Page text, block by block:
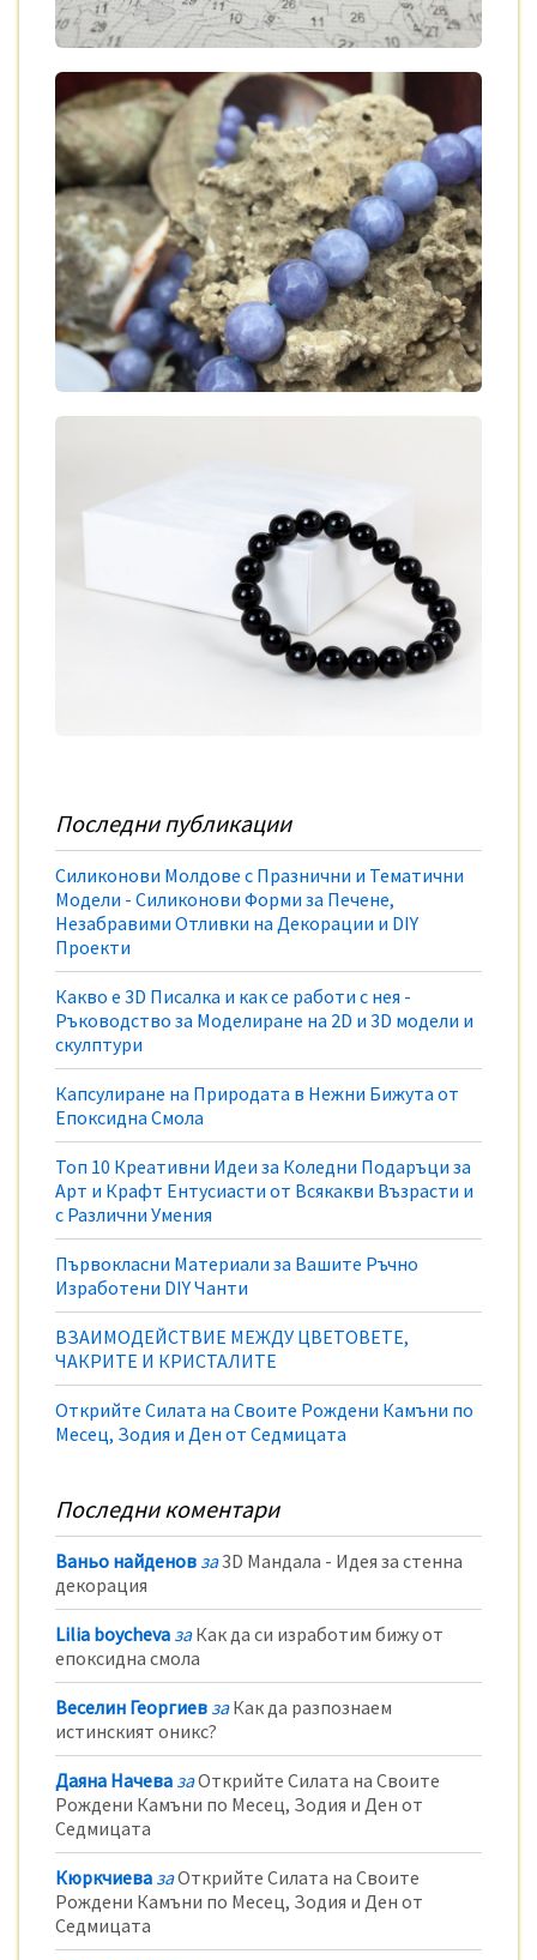
Последни публикации
Силиконови Молдове с Празнични и Тематични
Модели - Силиконови Форми за Печене,
Незабравими Отливки на Декорации и DIY
Проекти
Какво е 3D Писалка и как се работи с нея -
Ръководство за Моделиране на 2D и 3D модели и
скулптури
Капсулиране на Природата в Нежни Бижута от
Епоксидна Смола
Топ 10 Креативни Идеи за Коледни Подаръци за
Арт и Крафт Ентусиасти от Всякакви Възрасти и
с Различни Умения
Първокласни Материали за Вашите Ръчно
Изработени DIY Чанти
ВЗАИМОДЕЙСТВИЕ МЕЖДУ ЦВЕТОВЕТЕ,
ЧАКРИТЕ И КРИСТАЛИТЕ
Открийте Силата на Своите Рождени Камъни по
Месец, Зодия и Ден от Седмицата
Последни коментари
Ваньо найденов за3D Мандала - Идея за стенна
декорация
Lilia boycheva за Как да си изработим бижу от
епоксидна смола
Веселин Георгиев за Как да разпознаем
истинският оникс?
Даяна Начева заОткрийте Силата на Своите
Рождени Камъни по Месец, Зодия и Ден от
Седмицата
Кюркчиева заОткрийте Силата на Своите
Рождени Камъни по Месец, Зодия и Ден от
Седмицата